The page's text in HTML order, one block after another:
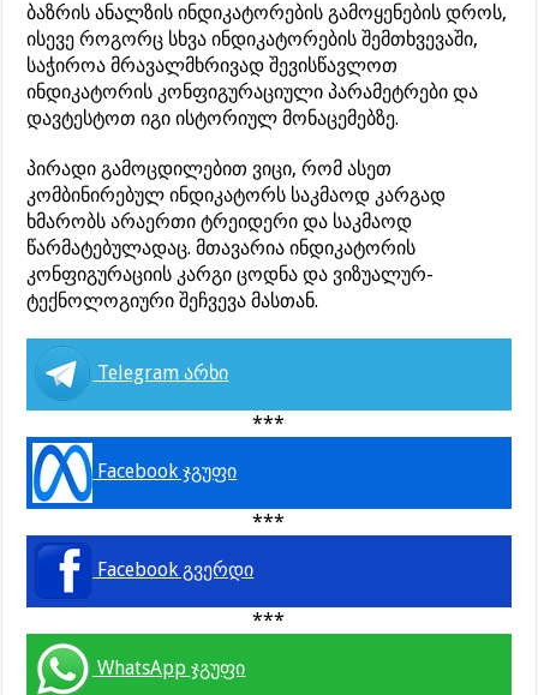
ბაზრის ანალზის ინდიკატორების გამოყენების დროს,
ისევე როგორც სხვა ინდიკატორების შემთხვევაში,
საჭიროა მრავალმხრივად შევისწავლოთ
ინდიკატორის კონფიგურაციული პარამეტრები და
დავტესტოთ იგი ისტორიულ მონაცემებზე.
პირადი გამოცდილებით ვიცი, რომ ასეთ
კომბინირებულ ინდიკატორს საკმაოდ კარგად
ხმარობს არაერთი ტრეიდერი და საკმაოდ
წარმატებულადაც. მთავარია ინდიკატორის
კონფიგურაციის კარგი ცოდნა და ვიზუალურ-
ტექნოლოგიური შეჩვევა მასთან.
Telegram არხი
***
Facebook ჯგუფი
***
Facebook გვერდი
***
WhatsApp ჯგუფი